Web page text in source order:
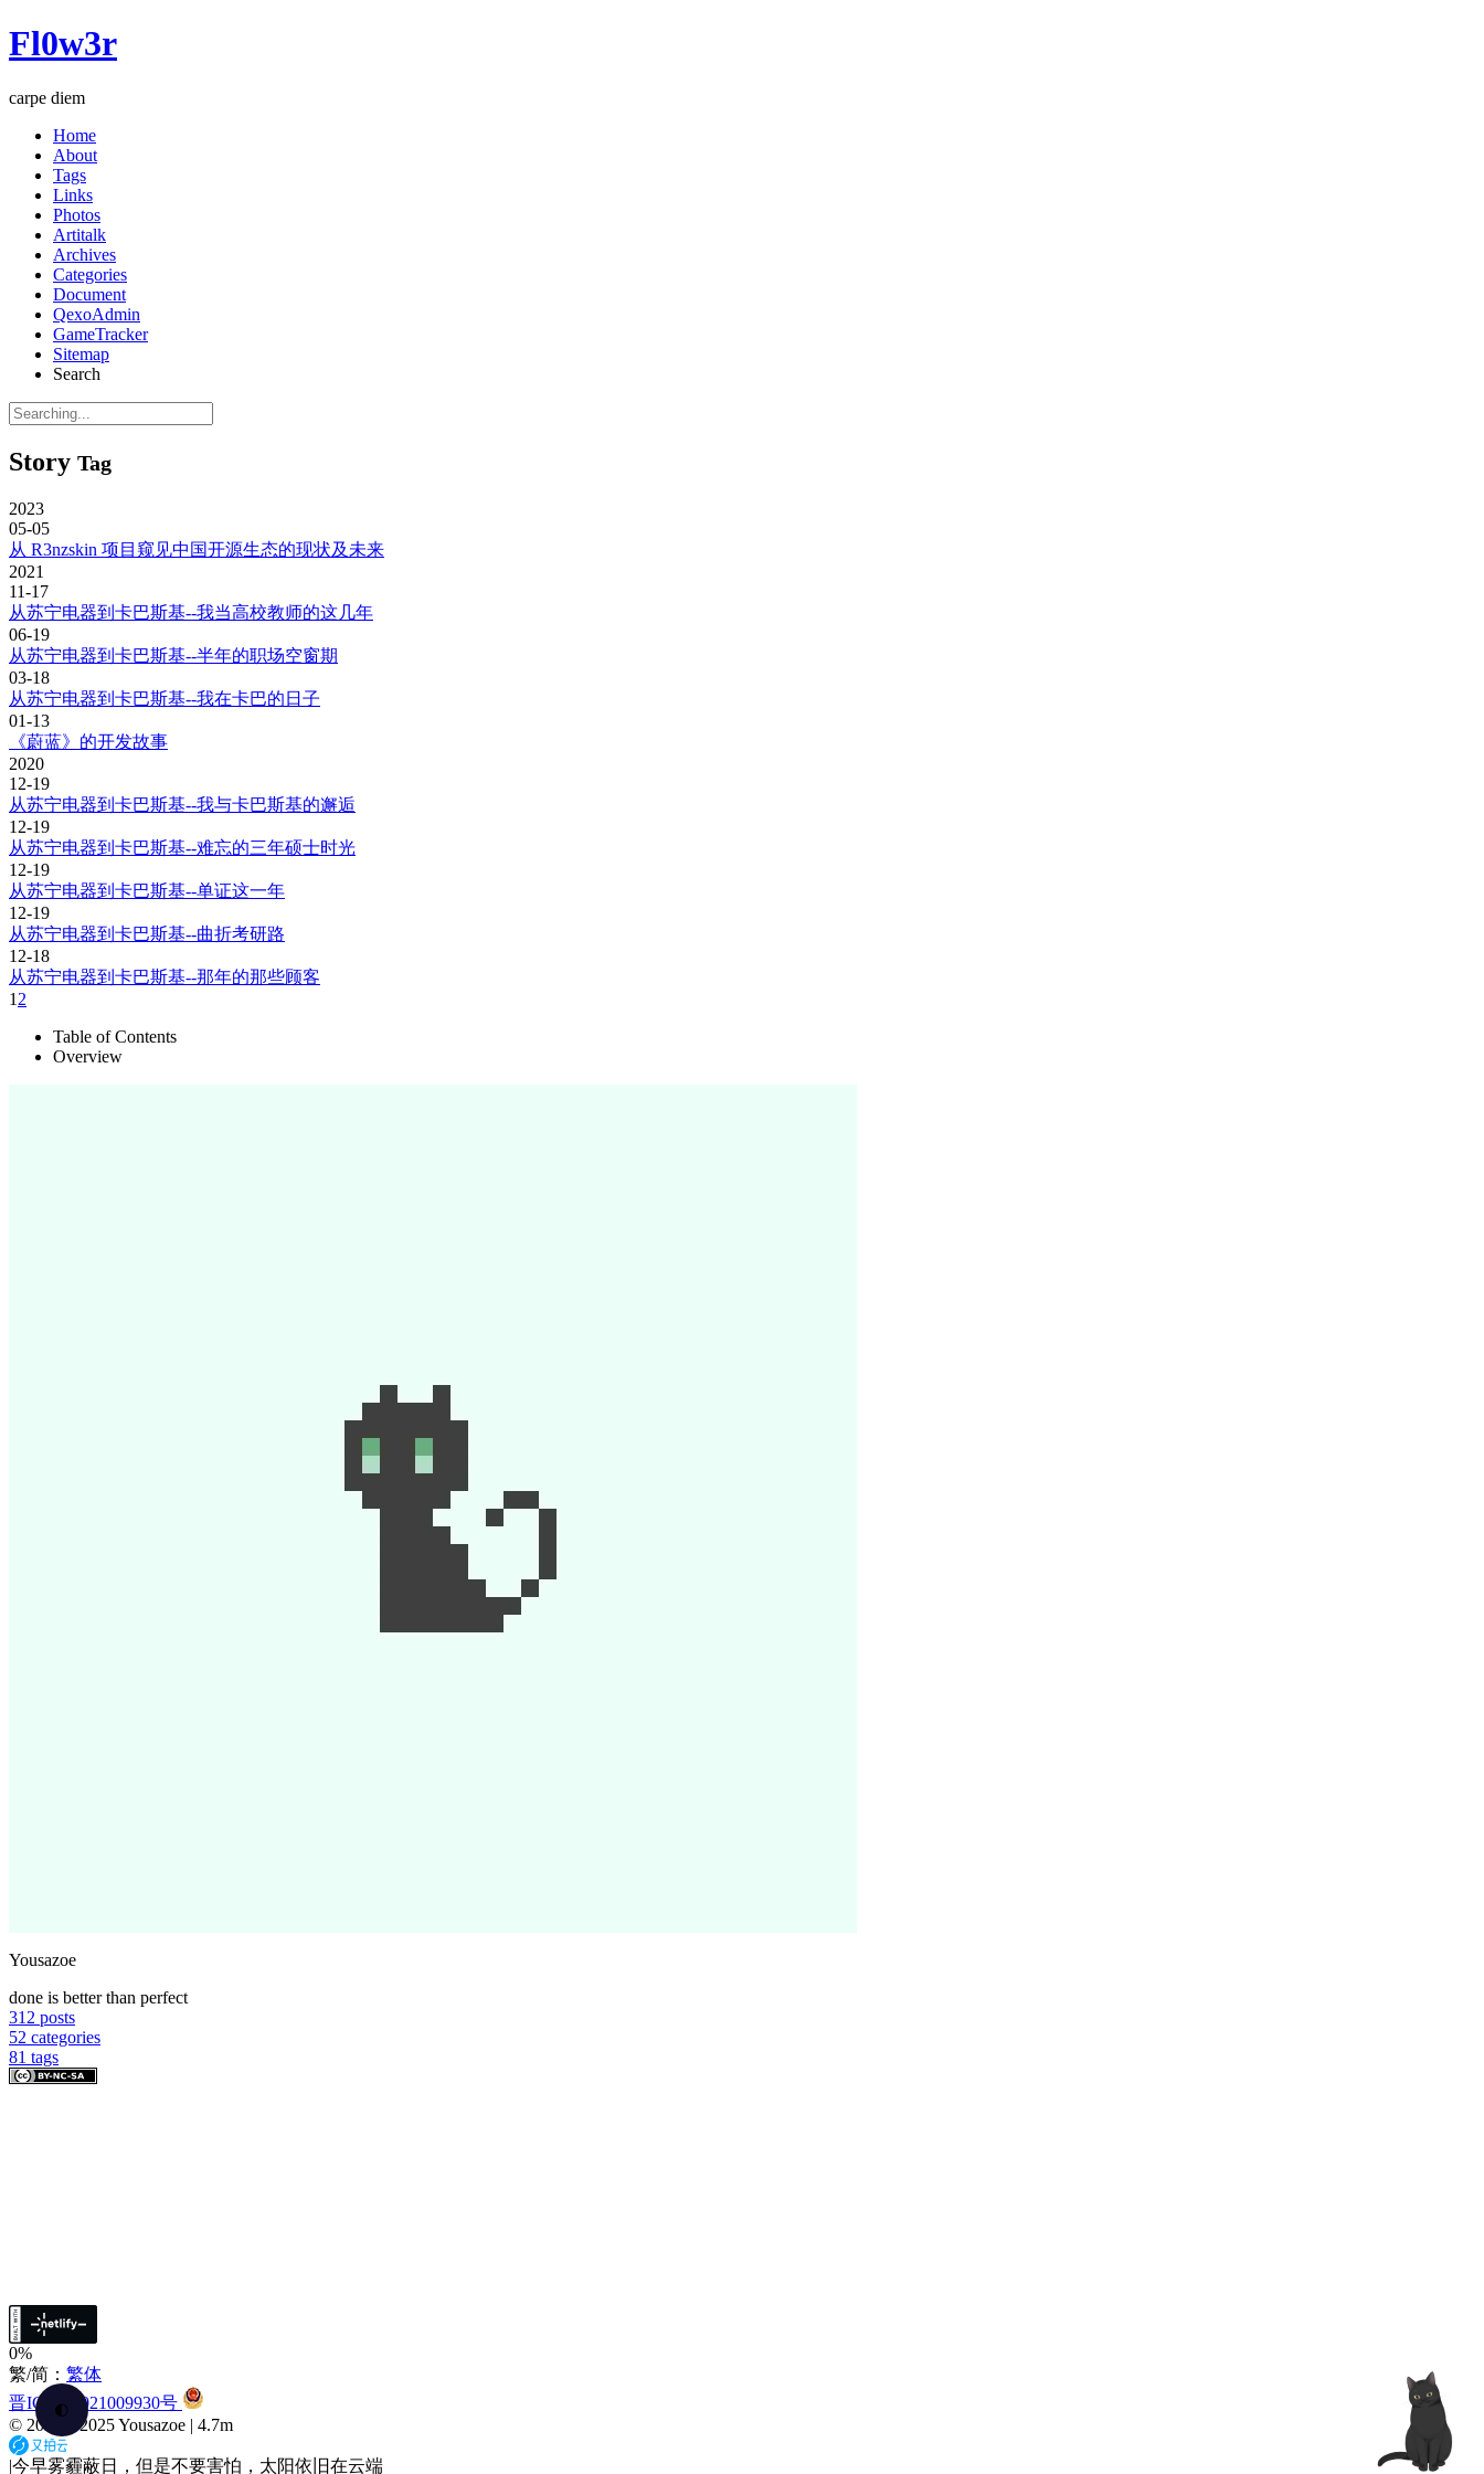
🌓
Fl0w3r
carpe diem
Home
About
Tags
Links
Photos
Artitalk
Archives
Categories
Document
QexoAdmin
GameTracker
Sitemap
Search
Story Tag
2023
05-05
从 R3nzskin 项目窥见中国开源生态的现状及未来
2021
11-17
从苏宁电器到卡巴斯基--我当高校教师的这几年
06-19
从苏宁电器到卡巴斯基--半年的职场空窗期
03-18
从苏宁电器到卡巴斯基--我在卡巴的日子
01-13
《蔚蓝》的开发故事
2020
12-19
从苏宁电器到卡巴斯基--我与卡巴斯基的邂逅
12-19
从苏宁电器到卡巴斯基--难忘的三年硕士时光
12-19
从苏宁电器到卡巴斯基--单证这一年
12-19
从苏宁电器到卡巴斯基--曲折考研路
12-18
从苏宁电器到卡巴斯基--那年的那些顾客
1 2
Table of Contents
Overview
Yousazoe
done is better than perfect
312 posts
52 categories
81 tags
0%
繁/简： 繁体
晋ICP备2021009930号
© 2020 – 2025Yousazoe | 4.7m
|今早雾霾蔽日，但是不要害怕，太阳依旧在云端